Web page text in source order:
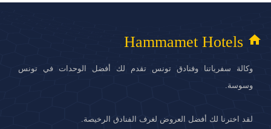
home
وكالة سفرياتنا وفنادق تونس تقدم لك أفضل الوحدات في تونس
وسوسة.
لقد اخترنا لك أفضل العروض لغرف الفنادق الرخيصة.